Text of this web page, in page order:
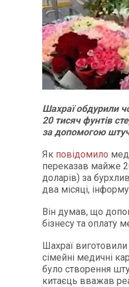
Шахраї обдурили
20 тисяч фунтів
за допомогою
Як повідомило
переказав майже
доларів) за
два місяці,
Він думав, що
бізнесу та оплату
Шахраї
сімейні медичні
було створення
китаєць вважав